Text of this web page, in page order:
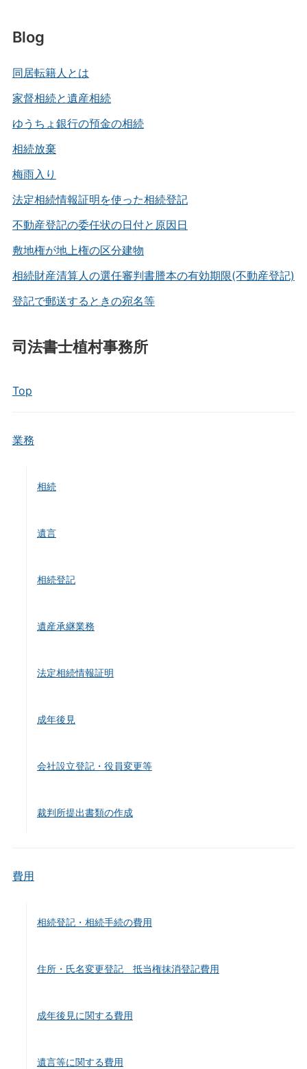
Blog
同居転籍人とは
家督相続と遺産相続
ゆうちょ銀行の預金の相続
相続放棄
梅雨入り
法定相続情報証明を使った相続登記
不動産登記の委任状の日付と原因日
敷地権が地上権の区分建物
相続財産清算人の選任審判書謄本の有効期限(不動産登記)
登記で郵送するときの宛名等
司法書士植村事務所
Top
業務
相続
遺言
相続登記
遺産承継業務
法定相続情報証明
成年後見
会社設立登記・役員変更等
裁判所提出書類の作成
費用
相続登記・相続手続の費用
住所・氏名変更登記 抵当権抹消登記費用
成年後見に関する費用
遺言等に関する費用